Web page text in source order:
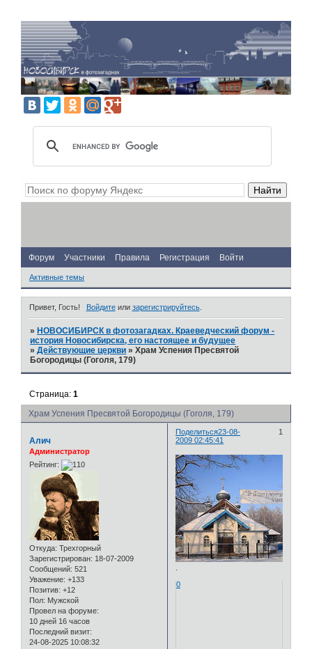
Форум Участники Правила Регистрация Войти
Активные темы
Привет, Гость! Войдитеили зарегистрируйтесь.
» НОВОСИБИРСК в фотозагадках. Краеведческий форум -
история Новосибирска, его настоящее и будущее
»Действующие церкви »Храм Успения Пресвятой
Богородицы (Гоголя, 179)
Храм Успения Пресвятой Богородицы (Гоголя, 179)
Страница:1
Поделиться 1
23-08-
2009 02:45:41
Алич
Администратор
Рейтинг:
Откуда: Трехгорный
Зарегистрирован: 18-07-2009
Сообщений: 521
Уважение: +133
Позитив: +12
Пол: Мужской
Провел на форуме:
10 дней 16 часов
Последний визит:
24-08-2025 10:08:32
0